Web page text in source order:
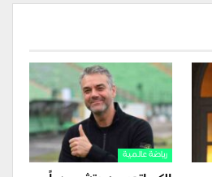
رياضة عالمية